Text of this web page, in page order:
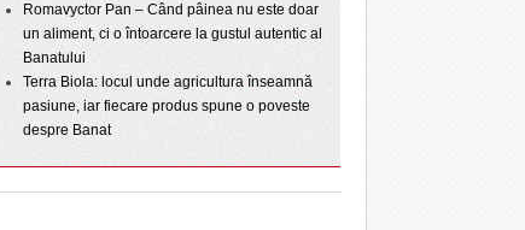
Romavyctor Pan – Când pâinea nu este doar
un aliment, ci o întoarcere la gustul autentic al
Banatului
Terra Biola: locul unde agricultura înseamnă
pasiune, iar fiecare produs spune o poveste
despre Banat